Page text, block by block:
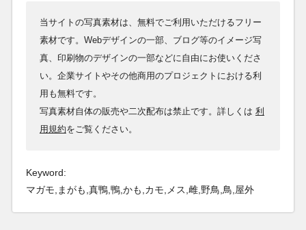
当サイトの写真素材は、無料でご利用いただけるフリー
素材です。Webデザインの一部、ブログ等のイメージ写
真、印刷物のデザインの一部などに自由にお使いくださ
い。企業サイトやその他商用のプロジェクトにおける利
用も無料です。
写真素材自体の販売や二次配布は禁止です。詳しくは 利
用規約をご覧ください。
Keyword:
マガモ,まがも,真鴨,鴨,かも,カモ,メス,雌,野鳥,鳥,屋外